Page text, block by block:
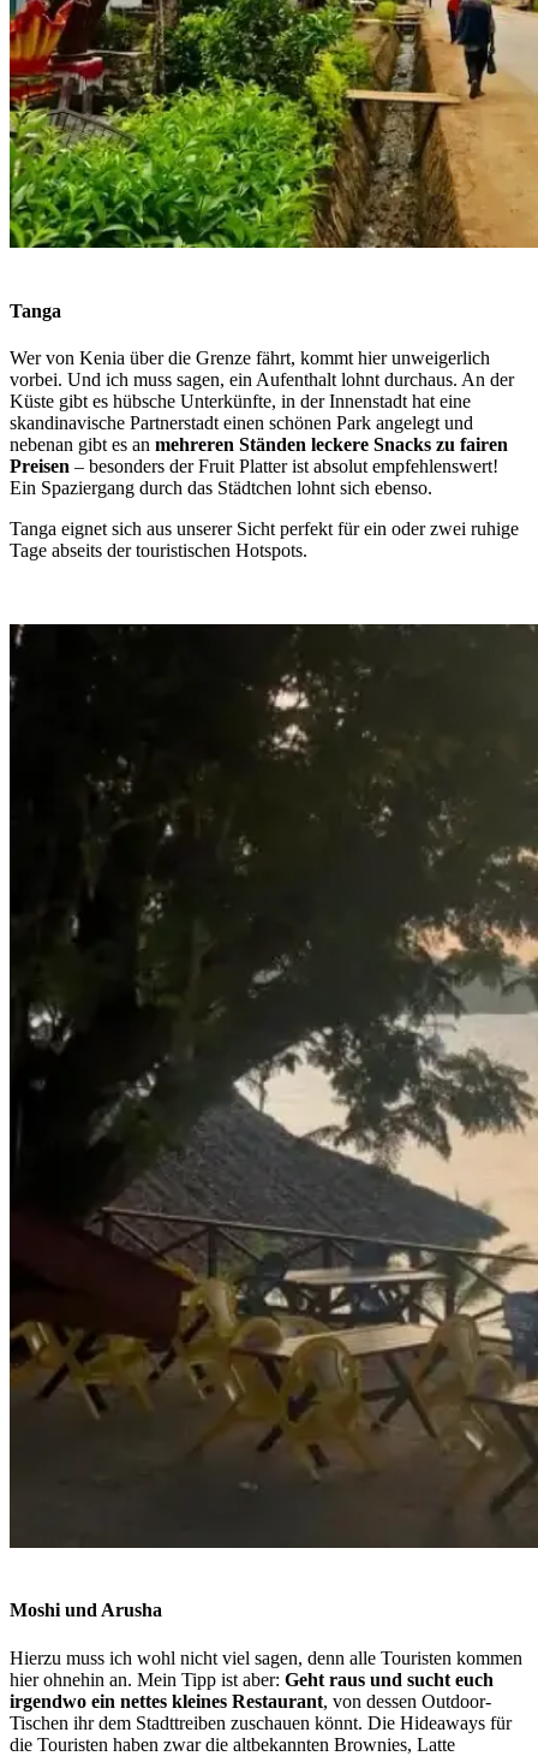
Tanga
Wer von Kenia über die Grenze fährt, kommt hier unweigerlich
vorbei. Und ich muss sagen, ein Aufenthalt lohnt durchaus. An der
Küste gibt es hübsche Unterkünfte, in der Innenstadt hat eine
skandinavische Partnerstadt einen schönen Park angelegt und
nebenan gibt es an mehreren Ständen leckere Snacks zu fairen
Preisen – besonders der Fruit Platter ist absolut empfehlenswert!
Ein Spaziergang durch das Städtchen lohnt sich ebenso.
Tanga eignet sich aus unserer Sicht perfekt für ein oder zwei ruhige
Tage abseits der touristischen Hotspots.
Moshi und Arusha
Hierzu muss ich wohl nicht viel sagen, denn alle Touristen kommen
hier ohnehin an. Mein Tipp ist aber: Geht raus und sucht euch
irgendwo ein nettes kleines Restaurant, von dessen Outdoor-
Tischen ihr dem Stadttreiben zuschauen könnt. Die Hideaways für
die Touristen haben zwar die altbekannten Brownies, Latte